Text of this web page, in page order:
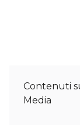
Contenuti
Media